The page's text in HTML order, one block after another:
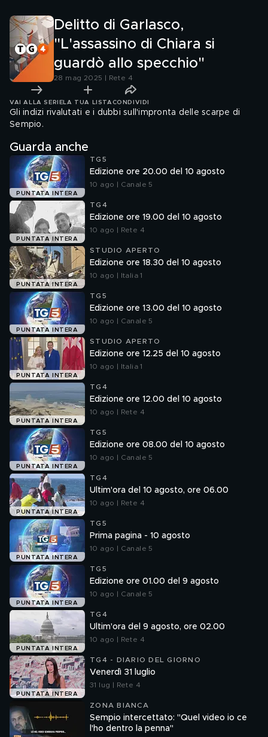
Delitto di Garlasco,
"L'assassino di Chiara si
guardò allo specchio"
28 mag 2025 | Rete 4
VAI ALLA SERIE LA TUA LISTA CONDIVIDI
Gli indizi rivalutati e i dubbi sull'impronta delle scarpe di
Sempio.
Guarda anche
PUNTATA INTERA
TG5
Edizione ore 20.00 del 10 agosto
10 ago | Canale 5
PUNTATA INTERA
TG4
Edizione ore 19.00 del 10 agosto
10 ago | Rete 4
PUNTATA INTERA
STUDIO APERTO
Edizione ore 18.30 del 10 agosto
10 ago | Italia 1
PUNTATA INTERA
TG5
Edizione ore 13.00 del 10 agosto
10 ago | Canale 5
PUNTATA INTERA
STUDIO APERTO
Edizione ore 12.25 del 10 agosto
10 ago | Italia 1
PUNTATA INTERA
TG4
Edizione ore 12.00 del 10 agosto
10 ago | Rete 4
PUNTATA INTERA
TG5
Edizione ore 08.00 del 10 agosto
10 ago | Canale 5
PUNTATA INTERA
TG4
Ultim'ora del 10 agosto, ore 06.00
10 ago | Rete 4
PUNTATA INTERA
TG5
Prima pagina - 10 agosto
10 ago | Canale 5
PUNTATA INTERA
TG5
Edizione ore 01.00 del 9 agosto
10 ago | Canale 5
PUNTATA INTERA
TG4
Ultim'ora del 9 agosto, ore 02.00
10 ago | Rete 4
PUNTATA INTERA
TG4 - DIARIO DEL GIORNO
Venerdì 31 luglio
31 lug | Rete 4
ZONA BIANCA
Sempio intercettato: "Quel video io ce
l'ho dentro la penna"